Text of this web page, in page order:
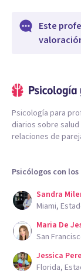
Este
Psicología para
diarios sobre
relaciones de
Psicólogos con
Sandra
Miami,
Maria De
San
Jessica
Florida,